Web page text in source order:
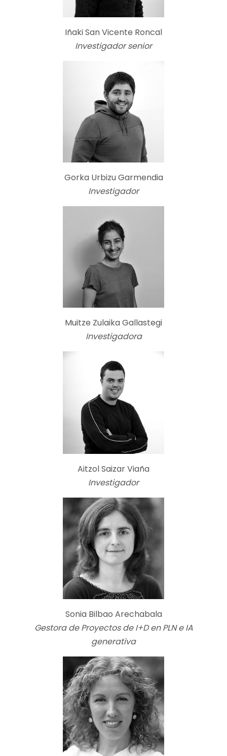
Iñaki San Vicente Roncal
Investigador senior
Gorka Urbizu Garmendia
Investigador
Muitze Zulaika Gallastegi
Investigadora
Aitzol Saizar Viaña
Investigador
Sonia Bilbao Arechabala
Gestora de Proyectos de I+D en PLN e IA
generativa